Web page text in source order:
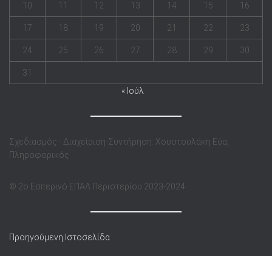
10 11 12 13 14 15 16
17 18 19 20 21 22 23
24 25 26 27 28 29 30
31
« Ιούλ
Σχεδιασμός - Διαχείριση-Συντήρηση: Χουστουλάκη Εύα,
Πληροφορικός
© 2o Eσπερινό ΕΠΑΛ Περιστερίου 2023-2024
Προηγούμενη Ιστοσελίδα